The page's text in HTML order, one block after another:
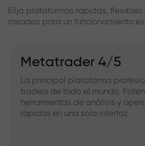
Elija plataformas rápidas, flexibles
creadas para un funcionamiento
Metatrader 4/5
La principal plataforma
traders de todo el mundo.
herramientas de análisis y
rápidas en una sola interfaz.